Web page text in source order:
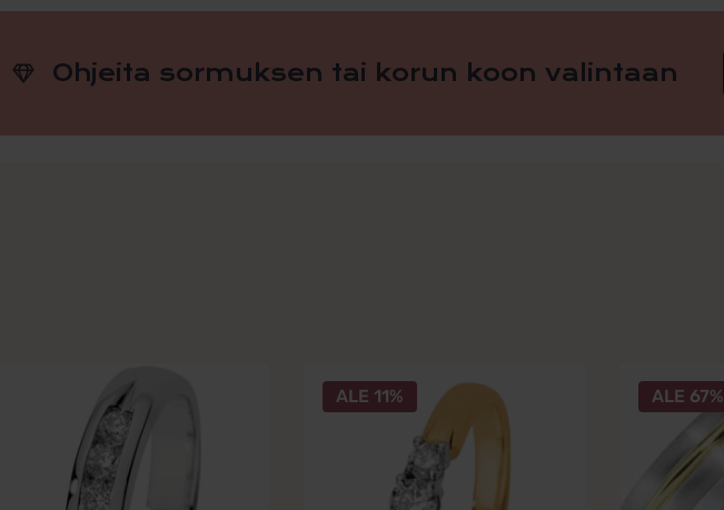
Ohjeita sormuksen tai korun koon valintaan
ALE 11% ALE 67%
tuotteella
muunnelma.